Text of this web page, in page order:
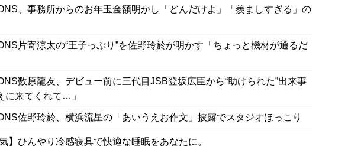
、事務所からのお年玉金額明かし「どんだけよ」「羨ましすぎる」の
片寄涼太の“王子っぷり”を佐野玲於が明かす「ちょっと機材が通るだ
数原龍友、デビュー前に三代目JSB登坂広臣から“助けられた”出来事
に来てくれて…」
佐野玲於、横浜流星の「あいうえお作文」披露でスタジオほっこり
】ひんやり冷感寝具で快適な睡眠をあなたに。